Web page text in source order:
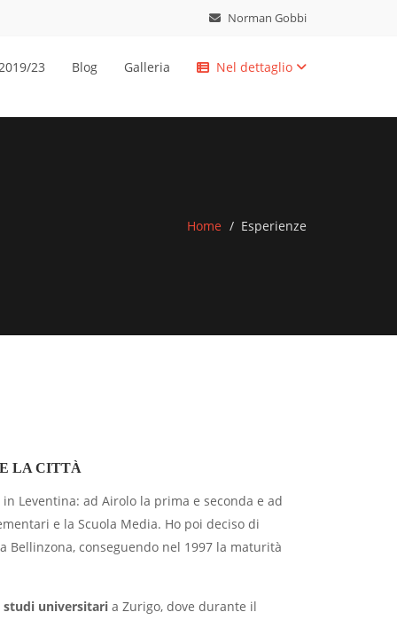
Norman Gobbi
23 Blog Galleria Nel dettaglio
Home Esperienze
LA CITTÀ
in Leventina: ad Airolo la prima e seconda e ad
e la Scuola Media. Ho poi deciso di
Bellinzona, conseguendo nel 1997 la maturità
studi universitari a Zurigo, dove durante il